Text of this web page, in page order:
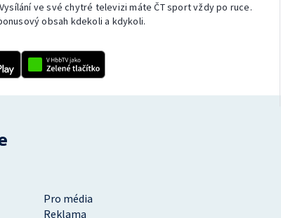
ve své chytré televizi máte ČT sport vždy po ruce.
obsah kdekoli a kdykoli.
Pro média
Reklama